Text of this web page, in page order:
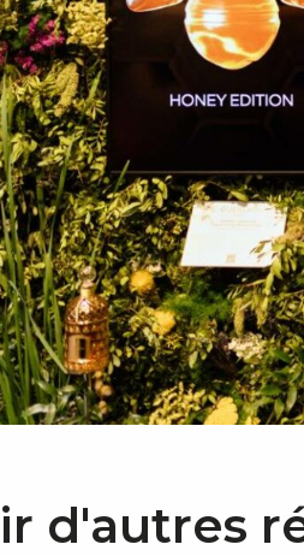
d'autres